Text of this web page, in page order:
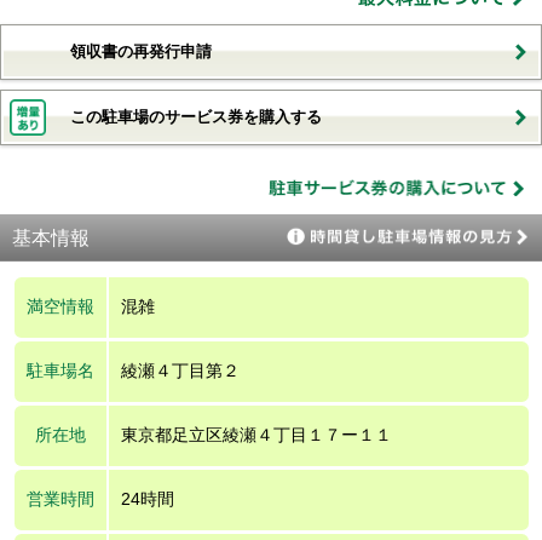
領収書の再発行申請
この駐車場のサービス券を購入する
基本情報
満空情報 混雑
駐車場名 綾瀬４丁目第２
所在地 東京都足立区綾瀬４丁目１７ー１１
営業時間 24時間